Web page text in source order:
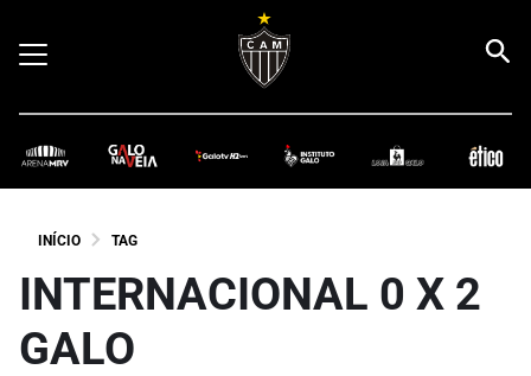
INÍCIO TAG
INTERNACIONAL 0 X 2
GALO